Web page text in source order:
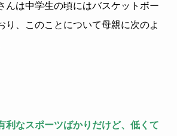
んは中学生の頃にはバスケットボー
り、このことについて母親に次のよ
利なスポーツばかりだけど、低くて